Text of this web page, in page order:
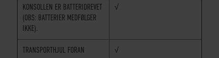
KONSOLLEN ER BATTERIDREVET
(OBS: BATTERIER MEDFØLGER
IKKE).
√
TRANSPORTHJUL FORAN √